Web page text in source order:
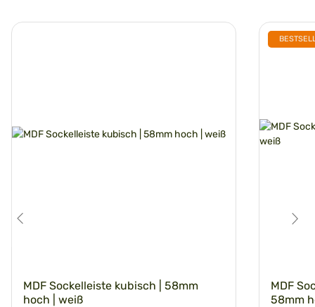
MDF Sockelleiste kubisch | 58mm
hoch | weiß
MDF
58mm